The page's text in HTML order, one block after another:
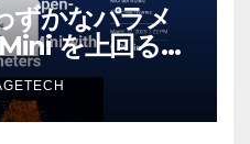
ずかなパラメ
を上回る新
ス モデルをリ